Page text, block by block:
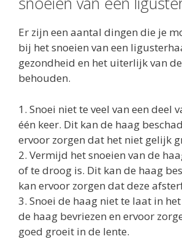
Er zijn een aantal dingen die je
bij het snoeien van een
gezondheid en het uiterlijk van
behouden.
1. Snoei niet te veel van een deel
één keer. Dit kan de haag
ervoor zorgen dat het niet gelijk
2. Vermijd het snoeien van de
of te droog is. Dit kan de haag
kan ervoor zorgen dat deze
3. Snoei de haag niet te laat in
de haag bevriezen en ervoor
goed groeit in de lente.